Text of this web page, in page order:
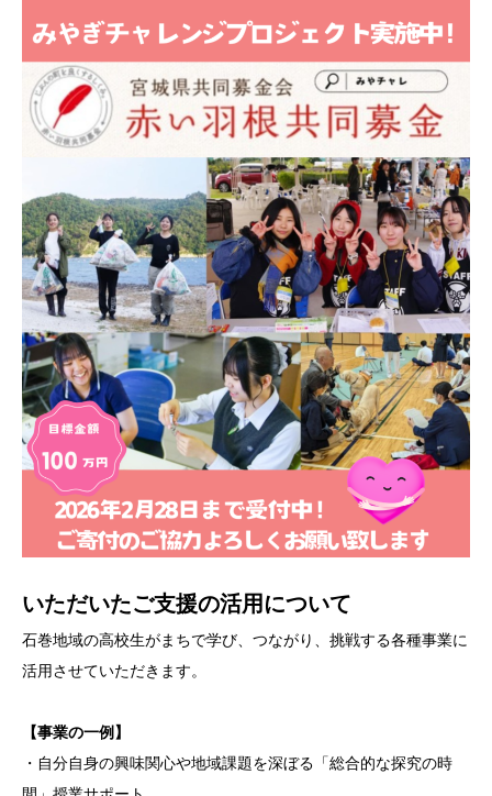
いただいたご支援の活用について
石巻地域の高校生がまちで学び、つながり、挑戦する各種事業に
活用させていただきます。
【事業の一例】
・自分自身の興味関心や地域課題を深ぼる「総合的な探究の時